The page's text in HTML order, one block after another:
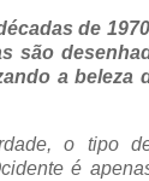
de
são
a beleza
o tipo
é